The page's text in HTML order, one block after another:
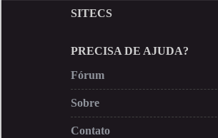
SITECS
PRECISA DE AJUDA?
Fórum
Sobre
Contato